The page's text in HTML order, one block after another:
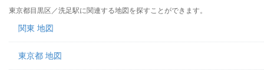
東京都目黒区／洗足駅に関連する地図を探すことができます。
関東 地図
東京都 地図